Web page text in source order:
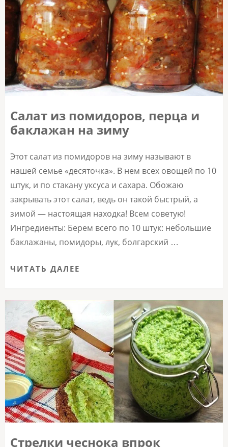
Салат из помидоров, перца и
баклажан на зиму
Этот салат из помидоров на зиму называют в
нашей семье «десяточка». В нем всех овощей по 10
штук, и по стакану уксуса и сахара. Обожаю
закрывать этот салат, ведь он такой быстрый, а
зимой — настоящая находка! Всем советую!
Ингредиенты: Берем всего по 10 штук: небольшие
баклажаны, помидоры, лук, болгарский …
ЧИТАТЬ ДАЛЕЕ
Стрелки чеснока впрок